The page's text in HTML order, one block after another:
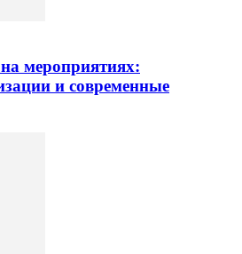
мероприятиях:
и современные